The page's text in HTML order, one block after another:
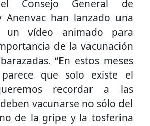
Consejo General de
Anenvac han lanzado una
un vídeo animado para
de la vacunación
“En estos meses
que solo existe el
recordar a las
vacunarse no sólo del
de la gripe y la tosferina